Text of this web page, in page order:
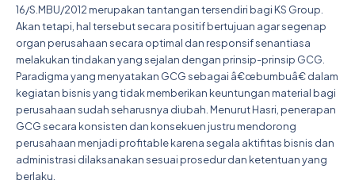
16/S.MBU/2012 merupakan tantangan tersendiri bagi KS Group.
Akan tetapi, hal tersebut secara positif bertujuan agar segenap
organ perusahaan secara optimal dan responsif senantiasa
melakukan tindakan yang sejalan dengan prinsip-prinsip GCG.
Paradigma yang menyatakan GCG sebagai â€œbumbuâ€ dalam
kegiatan bisnis yang tidak memberikan keuntungan material bagi
perusahaan sudah seharusnya diubah. Menurut Hasri, penerapan
GCG secara konsisten dan konsekuen justru mendorong
perusahaan menjadi profitable karena segala aktifitas bisnis dan
administrasi dilaksanakan sesuai prosedur dan ketentuan yang
berlaku.